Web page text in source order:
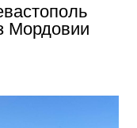
Мордовии